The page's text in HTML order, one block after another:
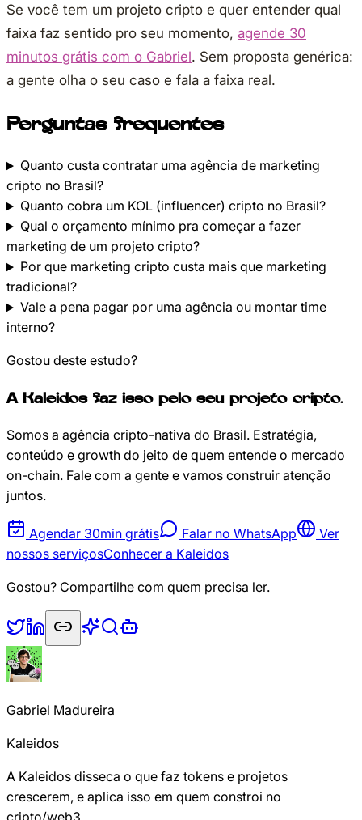
Se você tem um projeto cripto e quer entender qual
faixa faz sentido pro seu momento, agende 30
minutos grátis com o Gabriel. Sem proposta genérica:
a gente olha o seu caso e fala a faixa real.
Perguntas frequentes
Quanto custa contratar uma agência de marketing
cripto no Brasil?
Quanto cobra um KOL (influencer) cripto no Brasil?
Qual o orçamento mínimo pra começar a fazer
marketing de um projeto cripto?
Por que marketing cripto custa mais que marketing
tradicional?
Vale a pena pagar por uma agência ou montar time
interno?
Gostou deste estudo?
A Kaleidos faz isso pelo seu projeto cripto.
Somos a agência cripto-nativa do Brasil. Estratégia,
conteúdo e growth do jeito de quem entende o mercado
on-chain. Fale com a gente e vamos construir atenção
juntos.
Agendar 30min grátis Falar no WhatsApp
Ver
nossos serviçosConhecer a Kaleidos
Gostou? Compartilhe com quem precisa ler.
Gabriel Madureira
Kaleidos
A Kaleidos disseca o que faz tokens e projetos
crescerem, e aplica isso em quem constroi no
cripto/web3.